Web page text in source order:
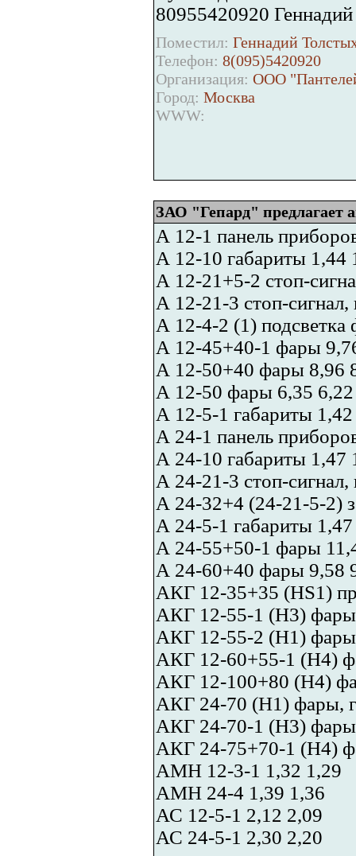
80955420920
Поместил: Геннадий
Телефон: 8(095)5420920
Организация: ООО
Город: Москва
WWW:
ЗАО "Гепард" предлагает
А 12-1 панель
А 12-10 габариты 1,44
А 12-21+5-2 стоп-
А 12-21-3 стоп-
А 12-4-2 (1) подсветка
А 12-45+40-1 фары
А 12-50+40 фары 8,96
А 12-50 фары 6,35 6,22
А 12-5-1 габариты
А 24-1 панель
А 24-10 габариты 1,47
А 24-21-3 стоп-
А 24-32+4 (24-21-5-2)
А 24-5-1 габариты
А 24-55+50-1 фары
А 24-60+40 фары 9,58
АКГ 12-35+35 (HS1)
АКГ 12-55-1 (H3)
АКГ 12-55-2 (H1)
АКГ 12-60+55-1 (H4)
АКГ 12-100+80 (H4)
АКГ 24-70 (H1) фары,
АКГ 24-70-1 (H3)
АКГ 24-75+70-1 (H4)
АМН 12-3-1 1,32 1,29
АМН 24-4 1,39 1,36
АС 12-5-1 2,12 2,09
АС 24-5-1 2,30 2,20